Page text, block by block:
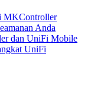
MKController
Anda
dan UniFi Mobile
UniFi